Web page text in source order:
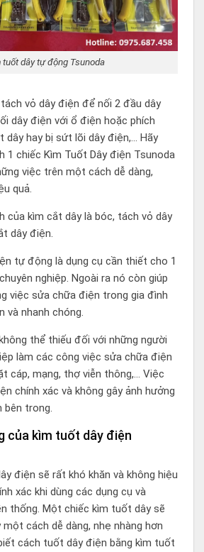
tuốt dây tự động Tsunoda
vỏ dây điện để nối 2 đầu dây
dây điện với ổ điện hoặc phích
hay bị sứt lõi dây điện,… Hãy
1 chiếc Kìm Tuốt Dâyđiện Tsunoda
việc trên một cách dễ dàng,
quả.
của kìm cắt dây là bóc, tách vỏ dây
dây điện.
tự động là dụng cụ cần thiết cho 1
nghiệp. Ngoài ra nó còn giúp
việc sửa chữa điện trong gia đình
và nhanh chóng.
thể thiếu đối với những người
làm các công việc sửa chữa điện
cáp, mạng, thợ viễn thông,… Việc
chính xác và không gây ảnh hưởng
trong.
của kìm tuốt dây điện
điện sẽ rất khó khăn và không hiệu
xác khi dùng các dụng cụ và
thống. Một chiếc kìm tuốt dây sẽ
cách dễ dàng, nhẹ nhàng hơn
cách tuốt dây điện bằng kìm tuốt